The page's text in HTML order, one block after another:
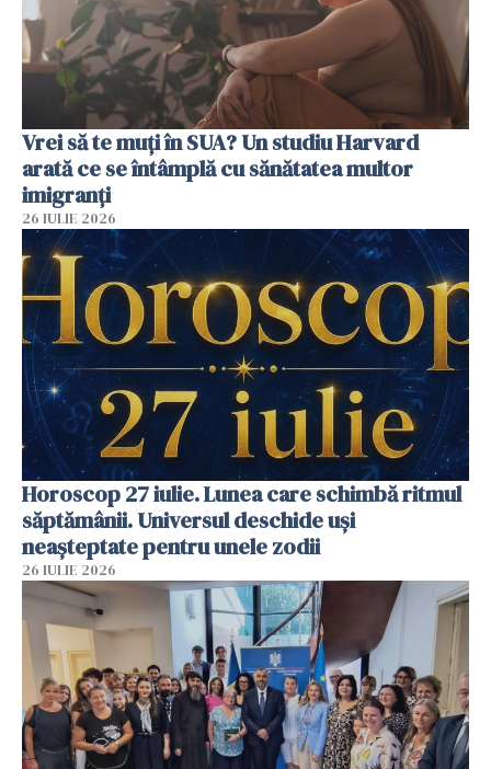
Vrei să te muți în SUA? Un studiu Harvard
arată ce se întâmplă cu sănătatea multor
imigranți
26 IULIE 2026
Horoscop 27 iulie. Lunea care schimbă ritmul
săptămânii. Universul deschide uși
neașteptate pentru unele zodii
26 IULIE 2026